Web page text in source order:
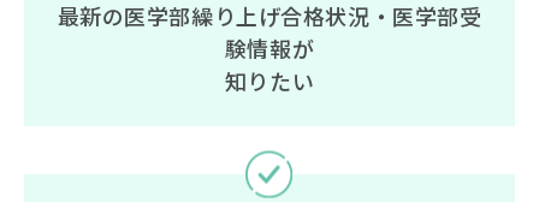
最新の医学部繰り上げ合格状況・医学部受
験情報が
知りたい